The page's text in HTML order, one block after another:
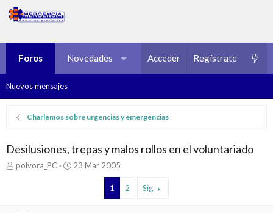
Foros Novedades Multimedia Recursos
Acceder Regístrate
Nuevos mensajes
Charlemos sobre urgencias y emergencias
Desilusiones, trepas y malos rollos en el voluntariado
Ipolvora_PC
F
23 Mar 2005
1 2 Sig.